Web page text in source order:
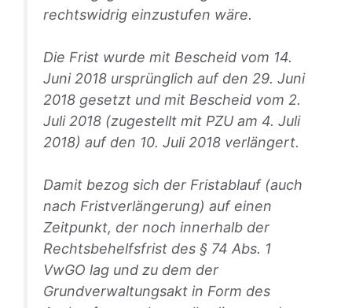
rechtswidrig einzustufen wäre.
Die Frist wurde mit Bescheid vom 14.
Juni 2018 ursprünglich auf den 29. Juni
2018 gesetzt und mit Bescheid vom 2.
Juli 2018 (zugestellt mit PZU am 4. Juli
2018) auf den 10. Juli 2018 verlängert.
Damit bezog sich der Fristablauf (auch
nach Fristverlängerung) auf einen
Zeitpunkt, der noch innerhalb der
Rechtsbehelfsfrist des § 74 Abs. 1
VwGO lag und zu dem der
Grundverwaltungsakt in Form des